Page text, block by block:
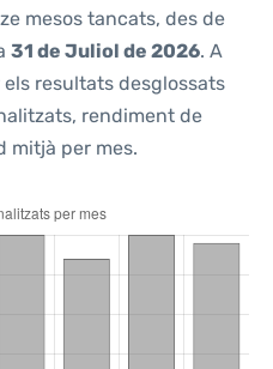
mesos tancats, des de
31 de Juliol de 2026. A
resultats desglossats
rendiment de
mitjà per mes.